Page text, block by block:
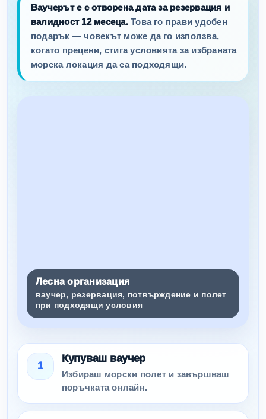
Ваучерът е с отворена дата за резервация и
валидност 12 месеца.Това го прави удобен
подарък — човекът може да го използва,
когато прецени, стига условията за избраната
морска локация да са подходящи.
Лесна организация
ваучер, резервация, потвърждение и полет
при подходящи условия
1
Купуваш ваучер
Избираш морски полет и завършваш
поръчката онлайн.